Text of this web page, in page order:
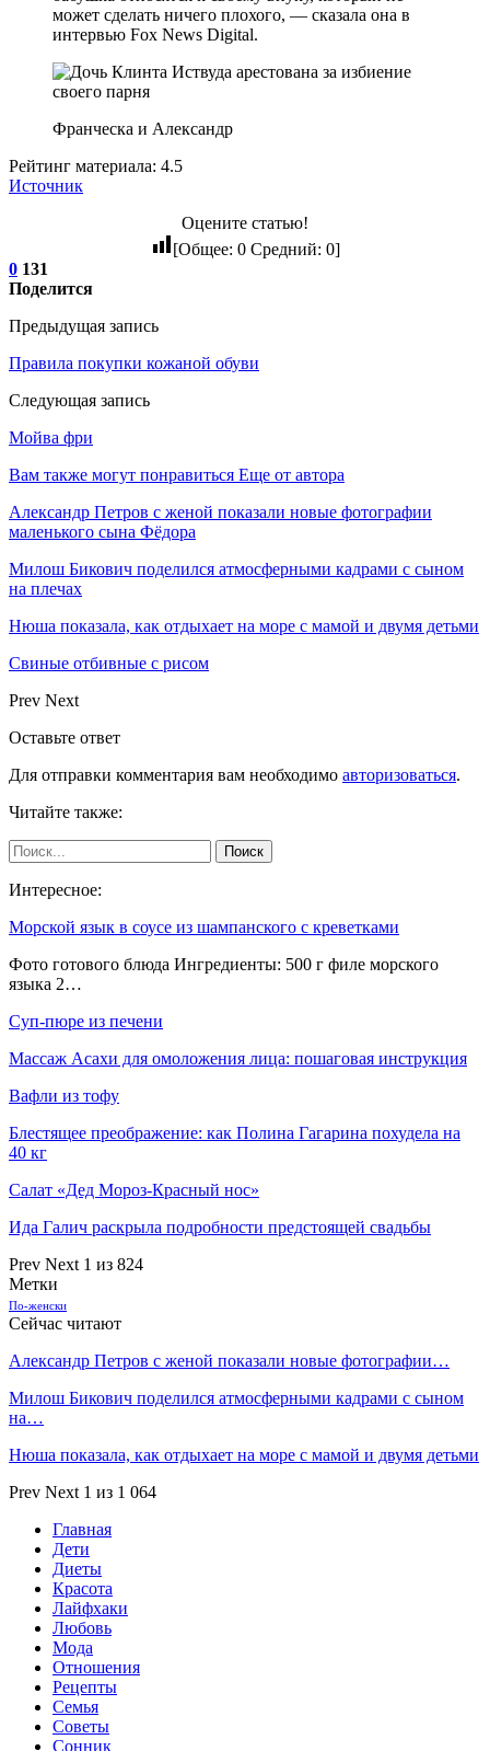
может сделать ничего плохого, — сказала она в
интервью Fox News Digital.
Франческа и Александр
Рейтинг материала: 4.5
Источник
Оцените статью!
[Общее: 0Средний: 0]
0 131
Поделится
Предыдущая запись
Правила покупки кожаной обуви
Следующая запись
Мойва фри
Вам также могут понравиться Еще от автора
Александр Петров с женой показали новые фотографии
маленького сына Фёдора
Милош Бикович поделился атмосферными кадрами с сыном
на плечах
Нюша показала, как отдыхает на море с мамой и двумя детьми
Свиные отбивные с рисом
Prev Next
Оставьте ответ
Для отправки комментария вам необходимо авторизоваться.
Читайте также:
Интересное:
Морской язык в соусе из шампанского с креветками
Фото готового блюда Ингредиенты: 500 г филе морского
языка 2…
Суп-пюре из печени
Массаж Асахи для омоложения лица: пошаговая инструкция
Вафли из тофу
Блестящее преображение: как Полина Гагарина похудела на
40 кг
Салат «Дед Мороз-Красный нос»
Ида Галич раскрыла подробности предстоящей свадьбы
Prev Next 1 из 824
Метки
По-женски
Сейчас читают
Александр Петров с женой показали новые фотографии…
Милош Бикович поделился атмосферными кадрами с сыном
на…
Нюша показала, как отдыхает на море с мамой и двумя детьми
Prev Next 1 из 1 064
Главная
Дети
Диеты
Красота
Лайфхаки
Любовь
Мода
Отношения
Рецепты
Семья
Советы
Сонник